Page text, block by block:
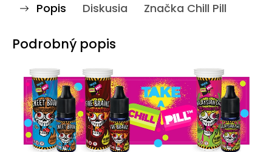
Popis Diskusia Značka Chill Pill
Podrobný popis